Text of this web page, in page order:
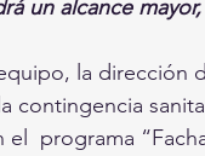
un alcance
la dirección
contingencia
el  programa